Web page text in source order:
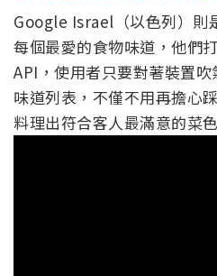
Google Israel（以色列）則
每個最愛的食物味道，他們
API，使用者只要對著裝置
味道列表，不僅不用再擔心
料理出符合客人最滿意的菜